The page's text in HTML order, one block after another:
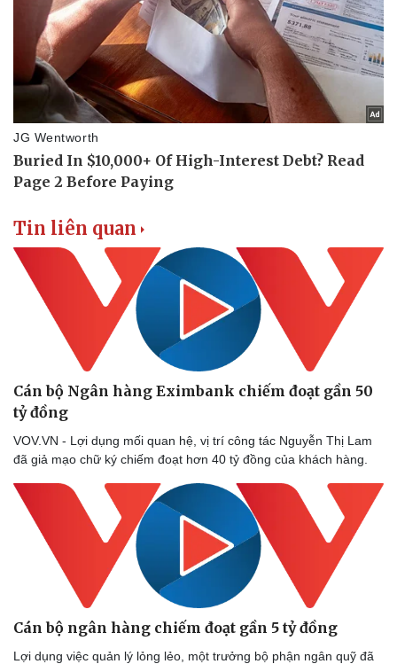
Doanh nghiệp 24h
Doanh nhân
Vì cộng đồng
Tin Công nghệ
Trải nghiệm
Chuyển đổi số
Tin liên quan
Cán bộ Ngân hàng Eximbank chiếm đoạt gần 50
tỷ đồng
VOV.VN - Lợi dụng mối quan hệ, vị trí công tác Nguyễn Thị Lam
đã giả mạo chữ ký chiếm đoạt hơn 40 tỷ đồng của khách hàng.
Cán bộ ngân hàng chiếm đoạt gần 5 tỷ đồng
Lợi dụng việc quản lý lỏng lẻo, một trưởng bộ phận ngân quỹ đã